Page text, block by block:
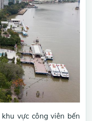
vực công viên bến